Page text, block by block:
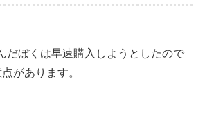
だぼくは早速購入しようとしたので
があります。